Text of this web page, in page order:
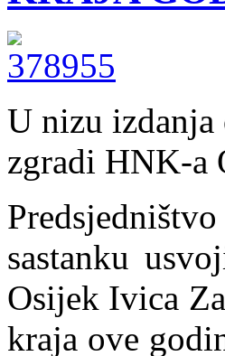
U nizu
zgradi HNK-a
sastanku
Osijek Ivica
kraja ove